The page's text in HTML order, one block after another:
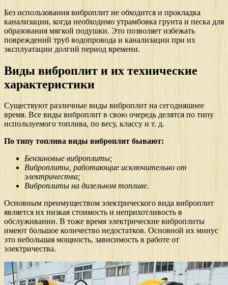
Без использования виброплит не обходится и прокладка
канализации, когда необходимо утрамбовка грунта и песка для
образования мягкой подушки. Это позволяет избежать
повреждений труб водопровода и канализации при их
эксплуатации долгий период времени.
Виды виброплит и их технические
характеристики
Существуют различные виды виброплит на сегодняшнее
время. Все виды виброплит в свою очередь делятся по типу
используемого топлива, по весу, классу и т. д.
По типу топлива виды виброплит бывают:
Бензиновые виброплиты;
Виброплиты, работающие исключительно от
электричества;
Виброплиты на дизельном топливе.
Основным преимуществом электрического вида виброплит
является их низкая стоимость и неприхотливость в
обслуживании. В тоже время электрические виброплиты
имеют большое количество недостатков. Основной их минус
это небольшая мощность, зависимость в работе от
электричества.